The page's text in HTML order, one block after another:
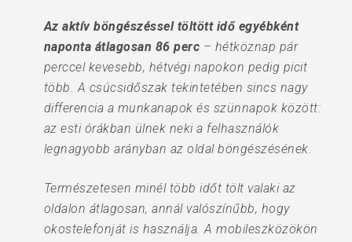
Az aktív böngészéssel töltött idő egyébként
naponta átlagosan 86 perc – hétköznap pár
perccel kevesebb, hétvégi napokon pedig picit
több. A csúcsidőszak tekintetében sincs nagy
differencia a munkanapok és szünnapok között:
az esti órákban ülnek neki a felhasználók
legnagyobb arányban az oldal böngészésének.
Természetesen minél több időt tölt valaki az
oldalon átlagosan, annál valószínűbb, hogy
okostelefonját is használja. A mobileszközökön